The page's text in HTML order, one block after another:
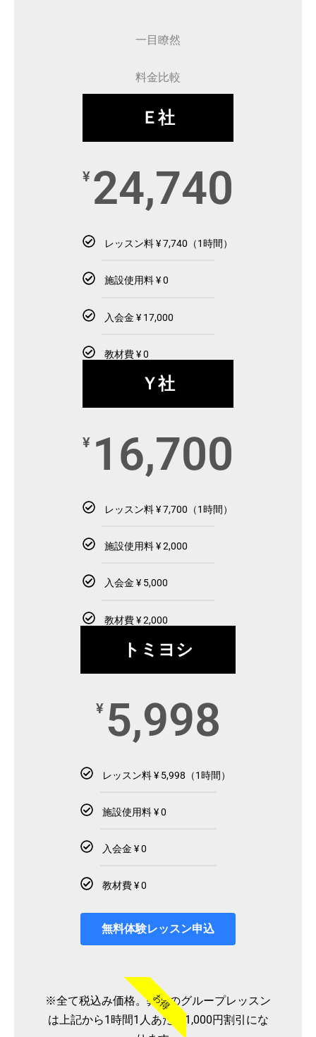
一目瞭然
料金比較
Ｅ社
¥ 24,740
レッスン料 ¥ 7,740（1時間）
施設使用料 ¥ 0
入会金 ¥ 17,000
教材費 ¥ 0
Ｙ社
¥ 16,700
レッスン料 ¥ 7,700（1時間）
施設使用料 ¥ 2,000
入会金 ¥ 5,000
教材費 ¥ 2,000
トミヨシ
¥ 5,998
レッスン料 ¥ 5,998（1時間）
施設使用料 ¥ 0
入会金 ¥ 0
教材費 ¥ 0
無料体験レッスン申込
お得
※全て税込み価格。弊社のグループレッスン
は上記から1時間1人あたり1,000円割引にな